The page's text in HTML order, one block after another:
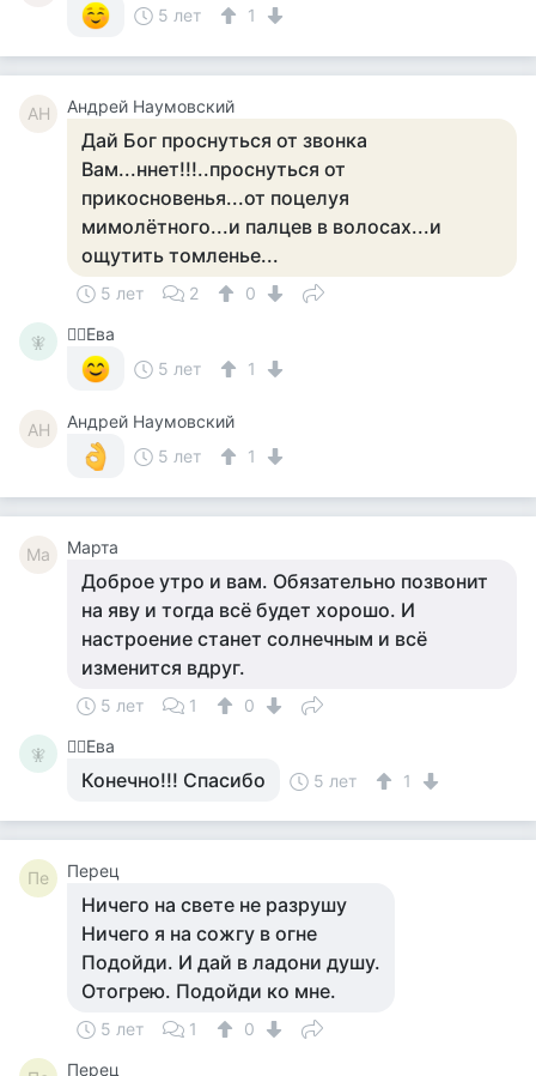
5 лет
1
АН Андрей Наумовский
Дай Бог проснуться от звонка
Вам...ннет!!!..проснуться от
прикосновенья...от поцелуя
мимолётного...и палцев в волосах...и
ощутить томленье...
5 лет 2 0
🧚‍
🧚‍♀️Ева
5 лет
1
АН
Андрей Наумовский
5 лет
1
Ма Марта
Доброе утро и вам. Обязательно позвонит
на яву и тогда всё будет хорошо. И
настроение станет солнечным и всё
изменится вдруг.
5 лет 1 0
🧚‍ 🧚‍♀️Ева
Конечно!!! Спасибо 5 лет 1
Пе Перец
Ничего на свете не разрушу
Ничего я на сожгу в огне
Подойди. И дай в ладони душу.
Отогрею. Подойди ко мне.
5 лет 1 0
Перец